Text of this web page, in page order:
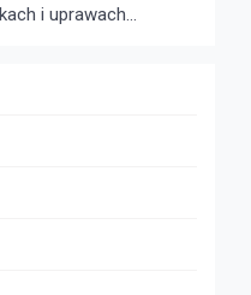
i uprawach...